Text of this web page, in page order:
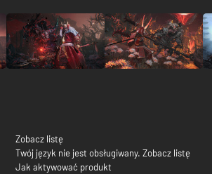
Zobacz listę
Twój język nie jest obsługiwany. Zobacz listę
Jak aktywować produkt